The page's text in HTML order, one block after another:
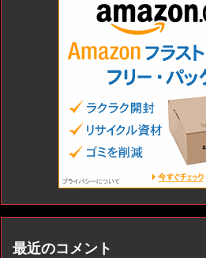
最近のコメント